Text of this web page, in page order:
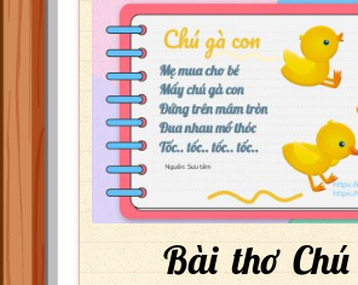
Bài thơ